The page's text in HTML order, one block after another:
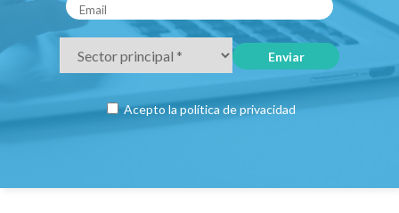
Acepto la política de privacidad